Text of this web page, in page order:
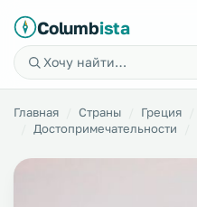
Columbista
Главная Страны Греция
Достопримечательности